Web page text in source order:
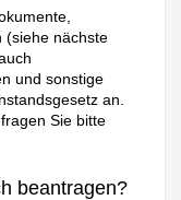
(siehe nächste
und sonstige
an.
Sie bitte
beantragen?